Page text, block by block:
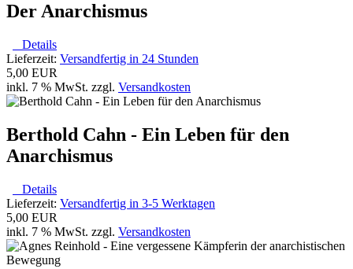
Der Anarchismus
Details
Lieferzeit: Versandfertig in 24 Stunden
5,00 EUR
inkl. 7 % MwSt. zzgl. Versandkosten
Berthold Cahn - Ein Leben für den
Anarchismus
Details
Lieferzeit: Versandfertig in 3-5 Werktagen
5,00 EUR
inkl. 7 % MwSt. zzgl. Versandkosten